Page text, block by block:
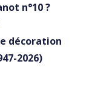
n°10 ?
décoration
2026)